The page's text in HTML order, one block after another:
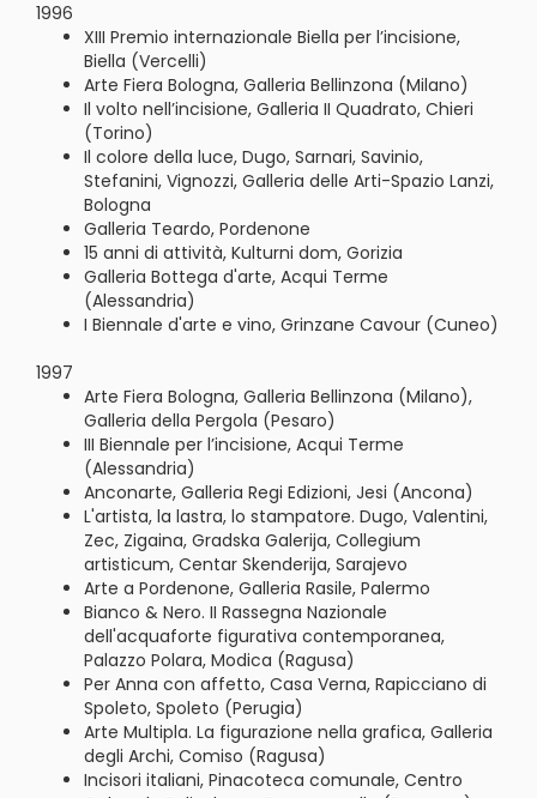
1996
XIII Premio internazionale Biella per l’incisione,
Biella (Vercelli)
Arte Fiera Bologna, Galleria Bellinzona (Milano)
Il volto nell’incisione, Galleria II Quadrato, Chieri
(Torino)
Il colore della luce, Dugo, Sarnari, Savinio,
Stefanini, Vignozzi, Galleria delle Arti-Spazio Lanzi,
Bologna
Galleria Teardo, Pordenone
15 anni di attività, Kulturni dom, Gorizia
Galleria Bottega d'arte, Acqui Terme
(Alessandria)
I Biennale d'arte e vino, Grinzane Cavour (Cuneo)
1997
Arte Fiera Bologna, Galleria Bellinzona (Milano),
Galleria della Pergola (Pesaro)
III Biennale per l’incisione, Acqui Terme
(Alessandria)
Anconarte, Galleria Regi Edizioni, Jesi (Ancona)
L'artista, la lastra, lo stampatore. Dugo, Valentini,
Zec, Zigaina, Gradska Galerija, Collegium
artisticum, Centar Skenderija, Sarajevo
Arte a Pordenone, Galleria Rasile, Palermo
Bianco & Nero. II Rassegna Nazionale
dell'acquaforte figurativa contemporanea,
Palazzo Polara, Modica (Ragusa)
Per Anna con affetto, Casa Verna, Rapicciano di
Spoleto, Spoleto (Perugia)
Arte Multipla. La figurazione nella grafica, Galleria
degli Archi, Comiso (Ragusa)
Incisori italiani, Pinacoteca comunale, Centro